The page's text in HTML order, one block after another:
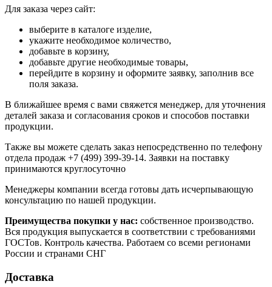
Для заказа через сайт:
выберите в каталоге изделие,
укажите необходимое количество,
добавьте в корзину,
добавьте другие необходимые товары,
перейдите в корзину и оформите заявку, заполнив все
поля заказа.
В ближайшее время с вами свяжется менеджер, для уточнения
деталей заказа и согласования сроков и способов поставки
продукции.
Также вы можете сделать заказ непосредственно по телефону
отдела продаж +7 (499) 399-39-14. Заявки на поставку
принимаются круглосуточно
Менеджеры компании всегда готовы дать исчерпывающую
консультацию по нашей продукции.
Преимущества покупки у нас: собственное производство.
Вся продукция выпускается в соответствии с требованиями
ГОСТов. Контроль качества. Работаем со всеми регионами
России и странами СНГ
Доставка